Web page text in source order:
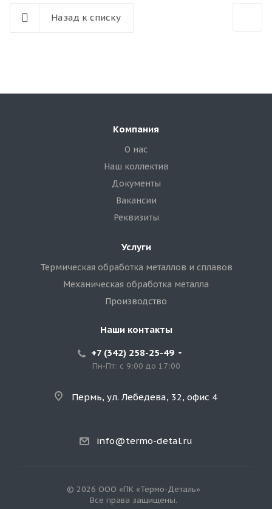
Назад к списку
Компания
О нас
Наш коллектив
Документы
Вакансии
Реквизиты
Услуги
Термическая обработка металлов и сплавов
Механическая обработка металла
Производство
Наши контакты
+7 (342) 258-25-49
Пн-Пт: с 9:00 до 17:00
Пермь, ул. Лебедева, 32, офис 4
info@termo-detal.ru
© 2026 ООО «ПК «Термо-Деталь»
Все права защищены.